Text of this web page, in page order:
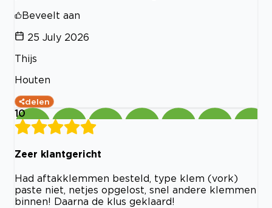
Beveelt aan
25 July 2026
Thijs
Houten
delen
10
Zeer klantgericht
Had aftakklemmen besteld, type klem (vork)
paste niet, netjes opgelost, snel andere klemmen
binnen! Daarna de klus geklaard!